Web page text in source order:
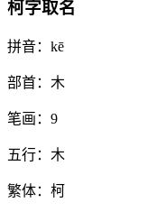
柯字取名
拼音： kē
部首： 木
笔画： 9
五行： 木
繁体： 柯